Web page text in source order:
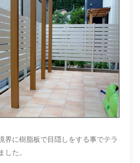
界に樹脂板で目隠しをする事でテラ
した。